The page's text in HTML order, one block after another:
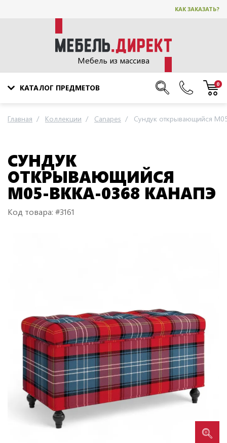
КАК ЗАКАЗАТЬ?
Мебель из массива
КАТАЛОГ ПРЕДМЕТОВ 0
Главная Коллекции Canapes Сундук открывающийся
СУНДУК
ОТКРЫВАЮЩИЙСЯ
M05-BKKA-0368 КАНАПЭ
Код товара: #3161